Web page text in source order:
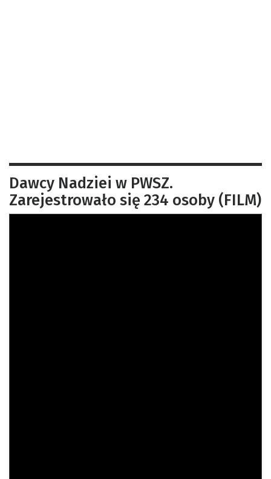
Dawcy Nadziei w PWSZ.
Zarejestrowało się 234 osoby (FILM)